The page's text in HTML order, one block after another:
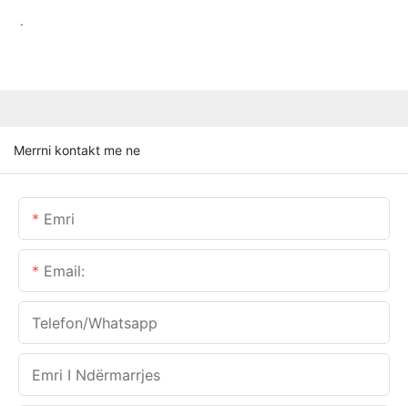
.
Merrni kontakt me ne
Emri
Email:
Telefon/whatsapp
Emri I Ndërmarrjes